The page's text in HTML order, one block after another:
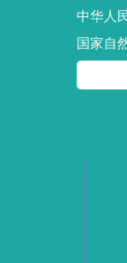
中华人
国家自